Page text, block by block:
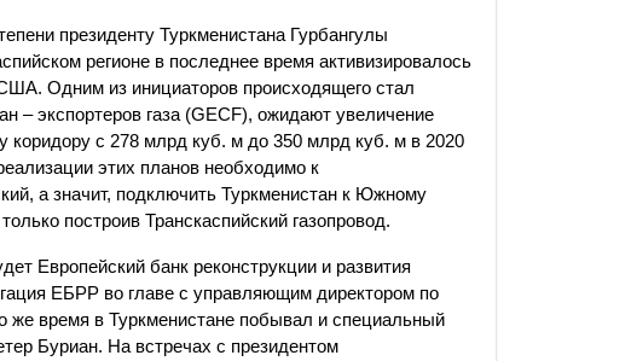
президенту Туркменистана Гурбангулы
регионе в последнее время активизировалось
Одним из инициаторов происходящего стал
– экспортеров газа (GECF), ожидают увеличение
коридору c 278 млрд куб. м до 350 млрд куб. м в 2020
этих планов необходимо к
а значит, подключить Туркменистан к Южному
построив Транскаспийский газопровод.
Европейский банк реконструкции и развития
ЕБРР во главе с управляющим директором по
же время в Туркменистане побывал и специальный
Буриан. На встречах с президентом